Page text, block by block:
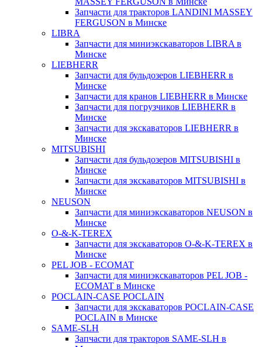
Запчасти для тракторов LANDINI MASSEY
FERGUSON в Минске
LIBRA
Запчасти для миниэкскаваторов LIBRA в
Минске
LIEBHERR
Запчасти для бульдозеров LIEBHERR в
Минске
Запчасти для кранов LIEBHERR в Минске
Запчасти для погрузчиков LIEBHERR в
Минске
Запчасти для экскаваторов LIEBHERR в
Минске
MITSUBISHI
Запчасти для бульдозеров MITSUBISHI в
Минске
Запчасти для экскаваторов MITSUBISHI в
Минске
NEUSON
Запчасти для миниэкскаваторов NEUSON в
Минске
O-&-K-TEREX
Запчасти для экскаваторов O-&-K-TEREX в
Минске
PEL JOB - ECOMAT
Запчасти для миниэкскаваторов PEL JOB -
ECOMAT в Минске
POCLAIN-CASE POCLAIN
Запчасти для экскаваторов POCLAIN-CASE
POCLAIN в Минске
SAME-SLH
Запчасти для тракторов SAME-SLH в